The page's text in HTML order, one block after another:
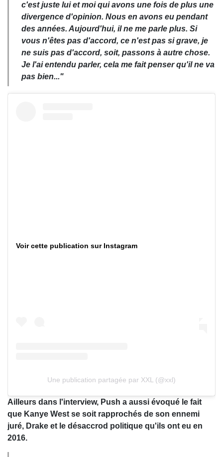
c'est juste lui et moi qui avons une fois de plus une
divergence d'opinion. Nous en avons eu pendant
des années. Aujourd'hui, il ne me parle plus. Si
vous n'êtes pas d'accord, ce n'est pas si grave, je
ne suis pas d'accord, soit, passons à autre chose.
Je l'ai entendu parler, cela me fait penser qu'il ne va
pas bien..."
Voir cette publication sur Instagram
Une publication partagée par XXL (@xxl)
Ailleurs dans l'interview, Push a aussi évoqué le fait
que Kanye West se soit rapprochés de son ennemi
juré, Drake et le désaccrod politique qu'ils ont eu en
2016.